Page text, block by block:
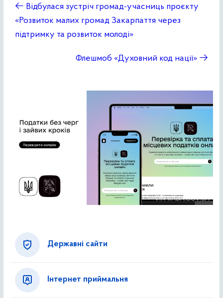
← Відбулася зустріч громад-учасниць проєкту
«Розвиток малих громад Закарпаття через
підтримку та розвиток молоді»
Флешмоб «Духовний код нації» →
Державні сайти
Інтернет приймальня